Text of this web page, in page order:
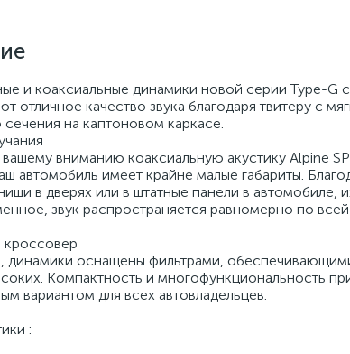
и коаксиальные динамики новой серии Type-
отличное качество звука благодаря твитеру с
сечения на каптоновом каркасе.
вниманию коаксиальную акустику Alpine
автомобиль имеет крайне малые габариты.
в дверях или в штатные панели в автомобиле,
звук распространяется равномерно по
динамики оснащены фильтрами,
Компактность и многофункциональность
вариантом для всех автовладельцев.
: